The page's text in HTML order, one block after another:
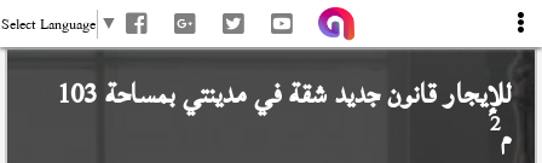
Select Language ▼
للإيجار قانون جديد شقة فيمدينتي بمساحة 103
م2